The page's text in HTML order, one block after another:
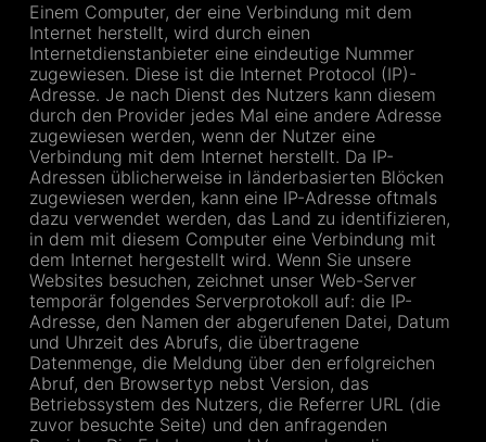
Einem Computer, der eine Verbindung mit dem
Internet herstellt, wird durch einen
Internetdienstanbieter eine eindeutige Nummer
zugewiesen. Diese ist die Internet Protocol (IP)-
Adresse. Je nach Dienst des Nutzers kann diesem
durch den Provider jedes Mal eine andere Adresse
zugewiesen werden, wenn der Nutzer eine
Verbindung mit dem Internet herstellt. Da IP-
Adressen üblicherweise in länderbasierten Blöcken
zugewiesen werden, kann eine IP-Adresse oftmals
dazu verwendet werden, das Land zu identifizieren,
in dem mit diesem Computer eine Verbindung mit
dem Internet hergestellt wird. Wenn Sie unsere
Websites besuchen, zeichnet unser Web-Server
temporär folgendes Serverprotokoll auf: die IP-
Adresse, den Namen der abgerufenen Datei, Datum
und Uhrzeit des Abrufs, die übertragene
Datenmenge, die Meldung über den erfolgreichen
Abruf, den Browsertyp nebst Version, das
Betriebssystem des Nutzers, die Referrer URL (die
zuvor besuchte Seite) und den anfragenden